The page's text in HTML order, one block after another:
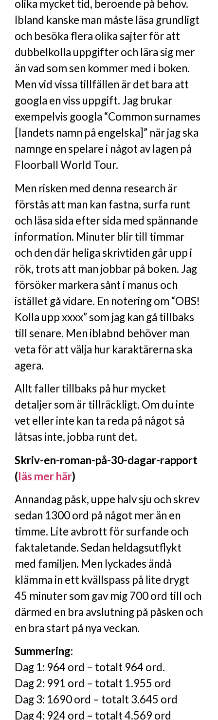
olika mycket tid, beroende på behov.
Ibland kanske man måste läsa grundligt
och besöka flera olika sajter för att
dubbelkolla uppgifter och lära sig mer
än vad som sen kommer med i boken.
Men vid vissa tillfällen är det bara att
googla en viss uppgift. Jag brukar
exempelvis googla “Common surnames
[landets namn på engelska]” när jag ska
namnge en spelare i något av lagen på
Floorball World Tour.
Men risken med denna research är
förstås att man kan fastna, surfa runt
och läsa sida efter sida med spännande
information. Minuter blir till timmar
och den där heliga skrivtiden går upp i
rök, trots att man jobbar på boken. Jag
försöker markera sånt i manus och
istället gå vidare. En notering om “OBS!
Kolla upp xxxx” som jag kan gå tillbaks
till senare. Men iblabnd behöver man
veta för att välja hur karaktärerna ska
agera.
Allt faller tillbaks på hur mycket
detaljer som är tillräckligt. Om du inte
vet eller inte kan ta reda på något så
låtsas inte, jobba runt det.
Skriv-en-roman-på-30-dagar-rapport
(läs mer här)
Annandag påsk, uppe halv sju och skrev
sedan 1300 ord på något mer än en
timme. Lite avbrott för surfande och
faktaletande. Sedan heldagsutflykt
med familjen. Men lyckades ändå
klämma in ett kvällspass på lite drygt
45 minuter som gav mig 700 ord till och
därmed en bra avslutning på påsken och
en bra start på nya veckan.
Summering:
Dag 1: 964 ord – totalt 964 ord.
Dag 2: 991 ord – totalt 1.955 ord
Dag 3: 1690 ord – totalt 3.645 ord
Dag 4: 924 ord – totalt 4.569 ord